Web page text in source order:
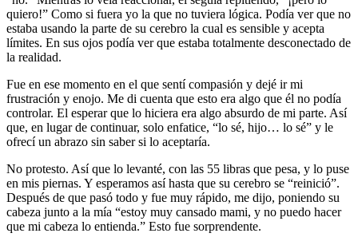
quiero!” Como si fuera yo la que no tuviera lógica. Podía ver que no
estaba usando la parte de su cerebro la cual es sensible y acepta
límites. En sus ojos podía ver que estaba totalmente desconectado de
la realidad.
Fue en ese momento en el que sentí compasión y dejé ir mi
frustración y enojo. Me di cuenta que esto era algo que él no podía
controlar. El esperar que lo hiciera era algo absurdo de mi parte. Así
que, en lugar de continuar, solo enfatice, “lo sé, hijo… lo sé” y le
ofrecí un abrazo sin saber si lo aceptaría.
No protesto. Así que lo levanté, con las 55 libras que pesa, y lo puse
en mis piernas. Y esperamos así hasta que su cerebro se “reinició”.
Después de que pasó todo y fue muy rápido, me dijo, poniendo su
cabeza junto a la mía “estoy muy cansado mami, y no puedo hacer
que mi cabeza lo entienda.” Esto fue sorprendente.